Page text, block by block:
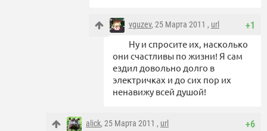
+1
vguzev, 25 Марта 2011 , url
Ну и спросите их, насколько
они счастливы по жизни! Я сам
ездил довольно долго в
электричках и до сих пор их
ненавижу всей душой!
+6
alick, 25 Марта 2011 , url